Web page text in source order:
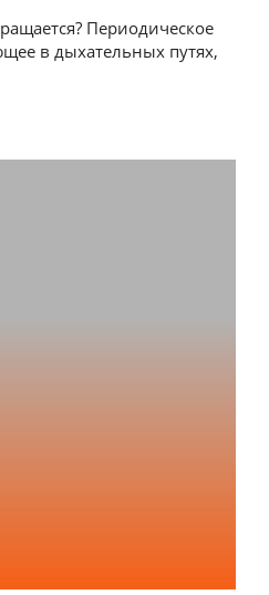
Периодическое
в дыхательных путях,